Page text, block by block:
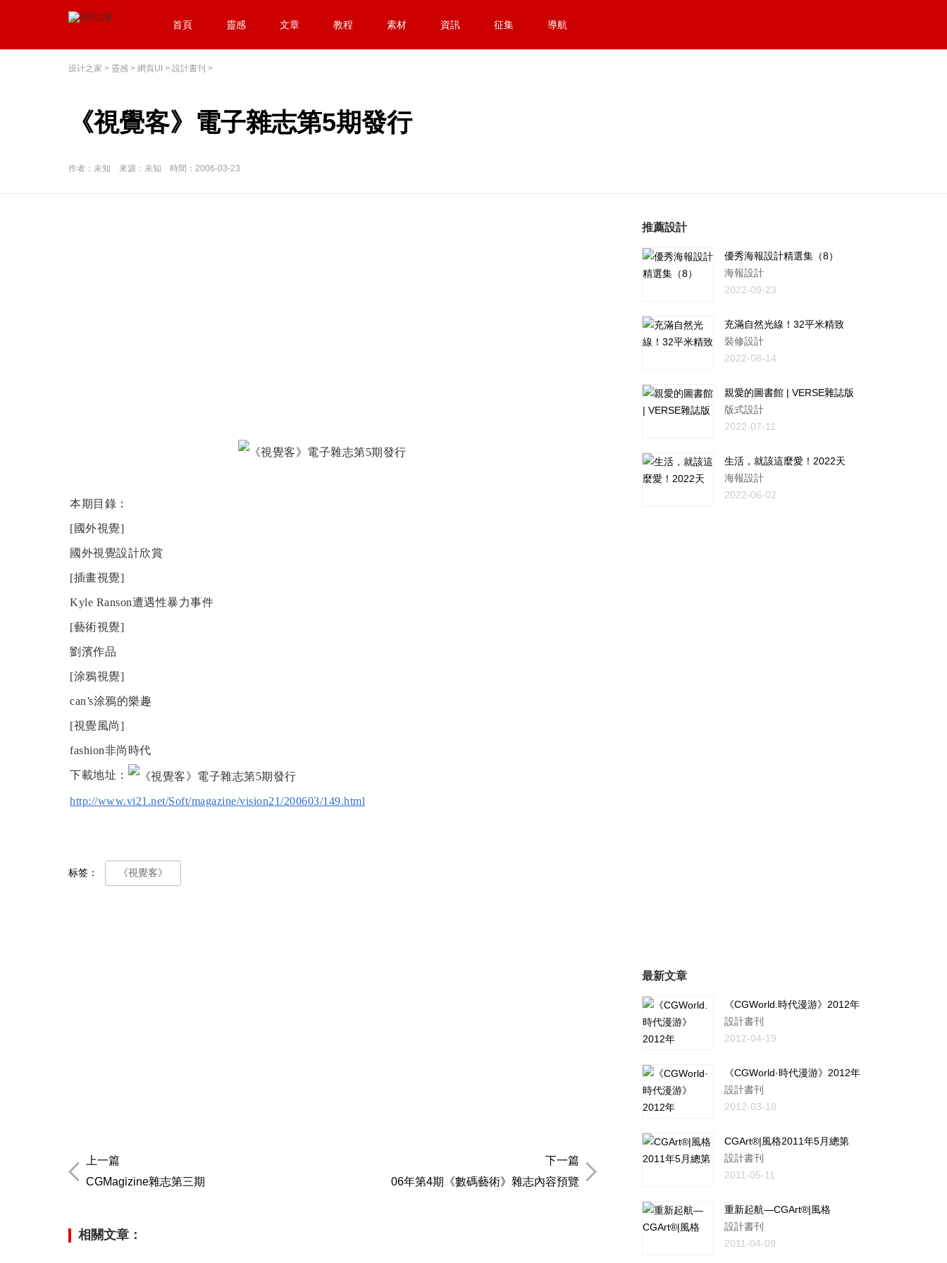
首頁 靈感 文章 教程 素材 資訊 征集 導航
设计之家 > 靈感 > 網頁UI > 設計書刊 >
《視覺客》電子雜志第5期發行
作者：未知 來源：未知 時間：2006-03-23
本期目錄：
[國外視覺]
國外視覺設計欣賞
[插畫視覺]
Kyle Ranson遭遇性暴力事件
[藝術視覺]
劉濱作品
[涂鴉視覺]
can 's涂鴉的樂趣
[視覺風尚]
fashion非尚時代
下載地址：
http://www.vi21.net/Soft/magazine/vision21/200603/149.html
标签： 《視覺客》
上一篇
CGMagizine雜志第三期
下一篇
06年第4期《數碼藝術》雜志內容預覽
相關文章：
推薦設計
優秀海報設計精選集（8）
海報設計
2022-09-23
充滿自然光線！32平米精致
裝修設計
2022-08-14
親愛的圖書館 | VERSE雜誌版
版式設計
2022-07-11
生活，就該這麼愛！2022天
海報設計
2022-06-02
最新文章
《CGWorld.時代漫游》2012年
設計書刊
2012-04-19
《CGWorld·時代漫游》2012年
設計書刊
2012-03-18
CGArt®|風格2011年5月總第
設計書刊
2011-05-11
重新起航—CGArt®|風格
設計書刊
2011-04-09